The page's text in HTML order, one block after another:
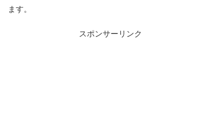
ます。
スポンサーリンク